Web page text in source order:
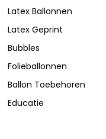
Latex Ballonnen
Latex Geprint
Bubbles
Folieballonnen
Ballon Toebehoren
Educatie